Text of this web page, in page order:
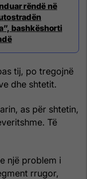
rëndë në
bashkëshorti
tij, po tregojnë
dhe shtetit.
as për shtetin,
Të
një problem i
rrugor,